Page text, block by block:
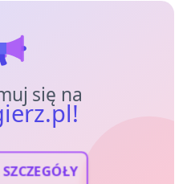
się na